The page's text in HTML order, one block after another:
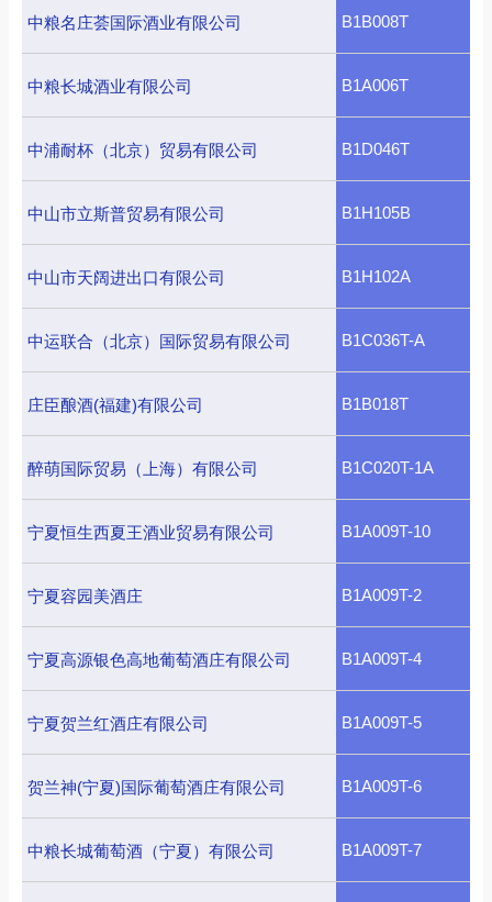
中粮名庄荟国际酒业有限公司 B1B008T
中粮长城酒业有限公司 B1A006T
中浦耐杯（北京）贸易有限公司 B1D046T
中山市立斯普贸易有限公司 B1H105B
中山市天阔进出口有限公司 B1H102A
中运联合（北京）国际贸易有限公司 B1C036T-A
庄臣酿酒(福建)有限公司 B1B018T
醉萌国际贸易（上海）有限公司 B1C020T-1A
宁夏恒生西夏王酒业贸易有限公司 B1A009T-10
宁夏容园美酒庄 B1A009T-2
宁夏高源银色高地葡萄酒庄有限公司 B1A009T-4
宁夏贺兰红酒庄有限公司 B1A009T-5
贺兰神(宁夏)国际葡萄酒庄有限公司 B1A009T-6
中粮长城葡萄酒（宁夏）有限公司 B1A009T-7